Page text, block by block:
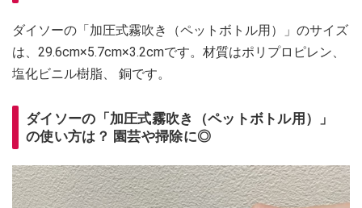
ダイソーの「加圧式霧吹き（ペットボトル用）」のサイズ
は、29.6cm×5.7cm×3.2cmです。材質はポリプロピレン、
塩化ビニル樹脂、 銅です。
ダイソーの「加圧式霧吹き（ペットボトル用）」
の使い方は？ 園芸や掃除に◎